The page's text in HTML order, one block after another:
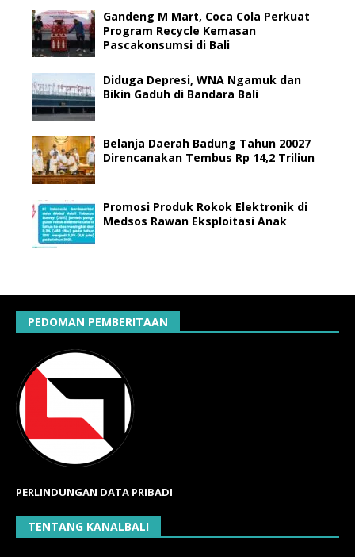
Gandeng M Mart, Coca Cola Perkuat
Program Recycle Kemasan
Pascakonsumsi di Bali
Diduga Depresi, WNA Ngamuk dan
Bikin Gaduh di Bandara Bali
Belanja Daerah Badung Tahun 20027
Direncanakan Tembus Rp 14,2 Triliun
Promosi Produk Rokok Elektronik di
Medsos Rawan Eksploitasi Anak
PEDOMAN PEMBERITAAN
PERLINDUNGAN DATA PRIBADI
TENTANG KANALBALI